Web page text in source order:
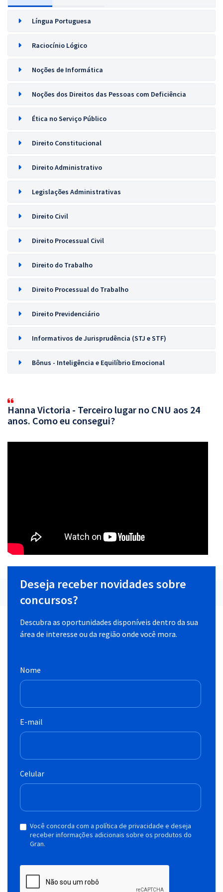
Língua Portuguesa
Raciocínio Lógico
Noções de Informática
Noções dos Direitos das Pessoas com Deficiência
Ética no Serviço Público
Direito Constitucional
Direito Administrativo
Legislações Administrativas
Direito Civil
Direito Processual Civil
Direito do Trabalho
Direito Processual do Trabalho
Direito Previdenciário
Informativos de Jurisprudência (STJ e STF)
Bônus - Inteligência e Equilíbrio Emocional
Hanna Victoria - Terceiro lugar no CNU aos 24
anos. Como eu consegui?
Deseja receber novidades sobre
concursos?
Descubra as oportunidades disponíveis dentro da sua
área de interesse ou da região onde você mora.
Nome
E-mail
Celular
Você concorda com a política de privacidade e deseja
receber informações adicionais sobre os produtos do
Gran.